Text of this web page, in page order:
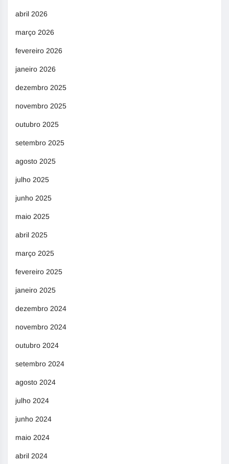
abril 2026
março 2026
fevereiro 2026
janeiro 2026
dezembro 2025
novembro 2025
outubro 2025
setembro 2025
agosto 2025
julho 2025
junho 2025
maio 2025
abril 2025
março 2025
fevereiro 2025
janeiro 2025
dezembro 2024
novembro 2024
outubro 2024
setembro 2024
agosto 2024
julho 2024
junho 2024
maio 2024
abril 2024